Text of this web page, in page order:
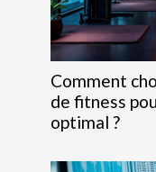
Comment
de fitness
optimal ?